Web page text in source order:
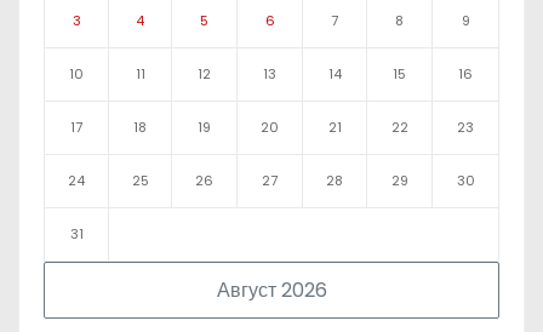
Август 2026
3 4 5 6 7 8 9
10 11 12 13 14 15 16
17 18 19 20 21 22 23
24 25 26 27 28 29 30
31